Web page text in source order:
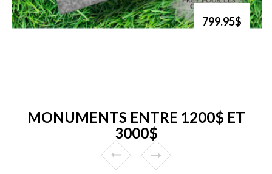
799.95$
MONUMENTS ENTRE 1200$ ET
3000$